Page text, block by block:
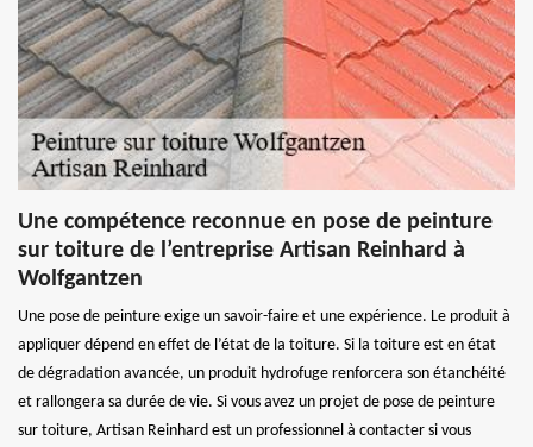
Une compétence reconnue en pose de peinture
sur toiture de l’entreprise Artisan Reinhard à
Wolfgantzen
Une pose de peinture exige un savoir-faire et une expérience. Le produit à
appliquer dépend en effet de l’état de la toiture. Si la toiture est en état
de dégradation avancée, un produit hydrofuge renforcera son étanchéité
et rallongera sa durée de vie. Si vous avez un projet de pose de peinture
sur toiture, Artisan Reinhard est un professionnel à contacter si vous